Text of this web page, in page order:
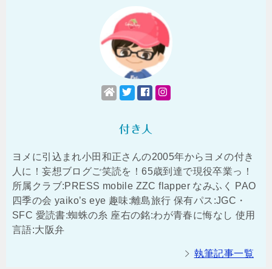
付き人
ヨメに引込まれ小田和正さんの2005年からヨメの付き
人に！妄想ブログご笑読を！65歳到達で現役卒業っ！
所属クラブ:PRESS mobile ZZC flapper なみふく PAO
四季の会 yaiko’s eye 趣味:離島旅行 保有パス:JGC・
SFC 愛読書:蜘蛛の糸 座右の銘:わが青春に悔なし 使用
言語:大阪弁
執筆記事一覧